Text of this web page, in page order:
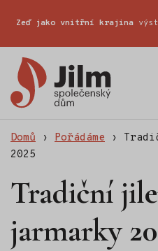
Zeď jako vnitřní krajina
Domů › Pořádáme ›
2025
Tradiční
jarmarky